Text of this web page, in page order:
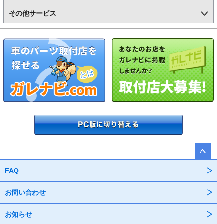
その他サービス
FAQ
お問い合わせ
お知らせ